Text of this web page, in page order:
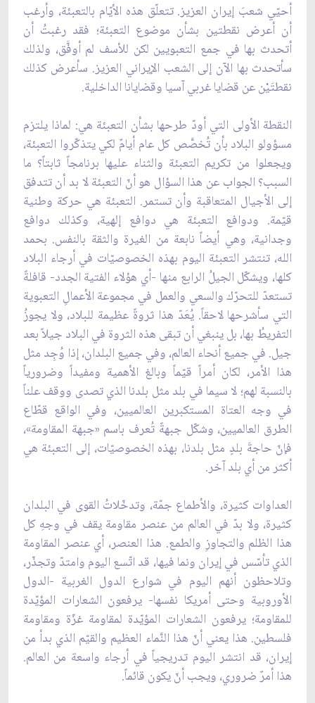
أحيّي شعبَ إيران العزيز. تتعلّق هذه الأيّام بالتعبئة، وأرغب
أن أعرض نقطتين بشأن موضوع التعبئة؛ فقد رغبتُ أن
أتحدث بها في جمع التعبويين لكن للأسف لم أوفَّق، ولذلك
سأتحدث بها الآن إلى الشعب الإيراني العزيز. سأعرض كذلك
نقطتَيْن عن قضايا غربي آسيا وقضايانا الداخلية.
النقطة الأولى التي أودّ طرحها بشأن التعبئة هي: لماذا يلتزم
مسؤولو البلاد بأن تُخصَّص كل عام أيامٌ لكي يتذكّروا التعبئة،
ويجعلوا من تكريم التعبئة والثناء عليها برنامجاً ثابتاً؟ ما
السبب؟ الجواب عن هذا السؤال هو أنّ التعبئة لا بد أن تتدفق
إلى الأجيال المتعاقبة وأن تستمر. التعبئة هي حركة وطنية
قيّمة. ودوافع التعبئة هي دوافع إلهية، وكذلك دوافع
وجدانية، وهي أيضاً نابعة من الغيرة والثقة بالنفس. بحمد
الله، تنتشر التعبئة اليوم بهذه الخصوصيّات في أرجاء البلاد
كلها، ويشكّل الجيلُ الرابع منها -أي هؤلاء الفتية الجدد- قافلةً
تستعدّ للتحرّك والسعي والعمل في مجموعة الأعمالِ التعبوية
التي سأشرحها لاحقاً. يُعَدّ هذا ثروةً عظيمة للبلاد، ولا يجوزُ
التفريطُ بها، بل ينبغي أن تبقى هذه الثروة في البلاد جيلاً بعد
جيل. في جميع أنحاء العالم، وفي جميع البلدان، إذا وُجِد مثل
هذا الأمر، لكان أمراً قيّماً وبالغ الأهمية ومفيداً وضرورياً
بالنسبة لهم؛ لا سيما في بلد مثل بلدنا الذي تصدى ووقف علناً
في وجه العتاة المستكبرين العالميين، وفي الواقع قطّاع
الطرق العالميين، وشكّل جبهةً تُعرف باسم «جبهة المقاومة»،
فإنّ حاجةَ بلدٍ مثل بلدنا، بهذه الخصوصيّات، إلى التعبئة هي
أكثر من أي بلد آخر.
العداوات كثيرة، والأطماع جمّة، وتدخّلاتُ القوى في البلدان
كثيرة، ولا بدّ في العالم من عنصر مقاومة يقف في وجهِ كل
هذا الظلم والتجاوزِ والطمع. هذا العنصر، أي عنصر المقاومة
الذي تأسّس في إيران ونما فيها، قد اتّسع اليوم وامتدّ وتجذّر،
وتلاحظون أنهم اليوم في شوارع الدول الغربية -الدول
الأوروبية وحتى أمريكا نفسها- يرفعون الشعارات المؤيّدة
للمقاومة؛ يرفعون الشعارات المؤيّدة لمقاومة غزّة ومقاومة
فلسطين. هذا يعني أنّ هذا النَّماء العظيم والقيّم الذي بدأ من
إيران، قد انتشر اليوم تدريجياً في أرجاء واسعة من العالم.
هذا أمرٌ ضروري، ويجب أنّ يكون قائماً.